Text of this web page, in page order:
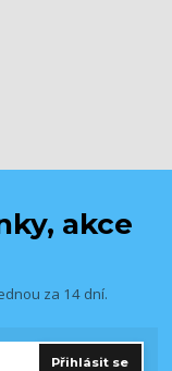
akce
za 14 dní.
Přihlásit se